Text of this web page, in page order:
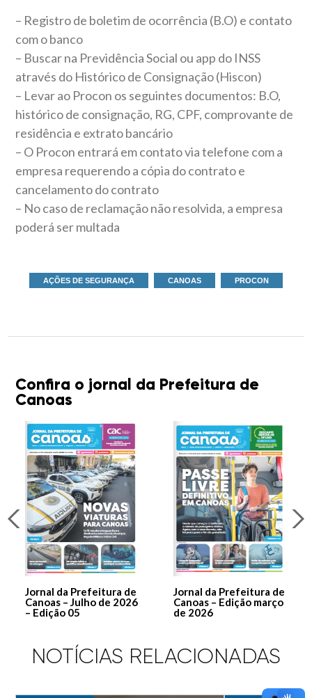
– Registro de boletim de ocorrência (B.O) e contato
com o banco
– Buscar na Previdência Social ou app do INSS
através do Histórico de Consignação (Hiscon)
– Levar ao Procon os seguintes documentos: B.O,
histórico de consignação, RG, CPF, comprovante de
residência e extrato bancário
– O Procon entrará em contato via telefone com a
empresa requerendo a cópia do contrato e
cancelamento do contrato
– No caso de reclamação não resolvida, a empresa
poderá ser multada
AÇÕES DE SEGURANÇA CANOAS PROCON
Confira o jornal da Prefeitura de
Canoas
Jornal da Prefeitura de
Canoas – Julho de 2026
– Edição 05
Jornal da Prefeitura de
Canoas – Edição março
de 2026
NOTÍCIAS RELACIONADAS